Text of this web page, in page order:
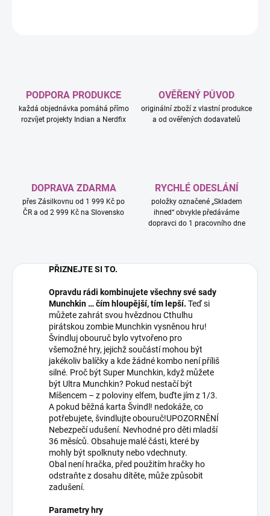
PODPORA PRODUKCE
každá objednávka pomáhá přímo
rozvíjet projekty Indian a Nerdfix
OVĚŘENÝ PŮVOD
originální zboží z vlastní produkce
a od ověřených dodavatelů
DOPRAVA ZDARMA
přes Zásilkovnu od 1 999 Kč po
ČR a od 2 999 Kč na Slovensko
RYCHLÉ ODESLÁNÍ
položky označené „Skladem
ihned“ obvykle předáváme
dopravci do 1 pracovního dne
PŘIZNEJTE SI TO.
Opravdu rádi kombinujete všechny své sady
Munchkin … čím hloupější, tím lepší. Teď si
můžete zahrát svou hvězdnou Cthulhu
pirátskou zombie Munchkin vysněnou hru!
Švindluj obouruč bylo vytvořeno pro
všemožné hry, jejichž součástí mohou být
jakékoliv balíčky a kde žádné kombo není příliš
silné. Proč být Super Munchkin, když můžete
být Ultra Munchkin? Pokud nestačí být
Míšencem – z poloviny elfem, buďte jím z 1/3.
A pokud běžná karta Švindl! nedokáže, co
potřebujete, švindlujte obouruč!UPOZORNĚNÍ
Nebezpečí udušení. Nevhodné pro děti mladší
36 měsíců. Obsahuje malé části, které by
mohly být spolknuty nebo vdechnuty.
Obal není hračka, před použitím hračky ho
odstraňte z dosahu dítěte, může způsobit
zadušení.
Parametry hry